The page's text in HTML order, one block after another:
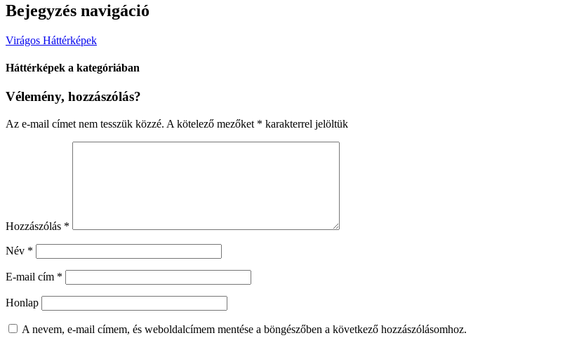
Bejegyzés navigáció
Virágos Háttérképek
Háttérképek a kategóriában
Vélemény, hozzászólás?
Az e-mail címet nem tesszük közzé. A kötelező mezőket * karakterrel jelöltük
Hozzászólás *
Név *
E-mail cím *
Honlap
A nevem, e-mail címem, és weboldalcímem mentése a böngészőben a következő hozzászólásomhoz.